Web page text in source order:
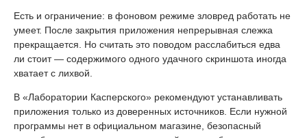
Есть и ограничение: в фоновом режиме зловред работать не
умеет. После закрытия приложения непрерывная слежка
прекращается. Но считать это поводом расслабиться едва
ли стоит — содержимого одного удачного скриншота иногда
хватает с лихвой.
В «Лаборатории Касперского» рекомендуют устанавливать
приложения только из доверенных источников. Если нужной
программы нет в официальном магазине, безопасный